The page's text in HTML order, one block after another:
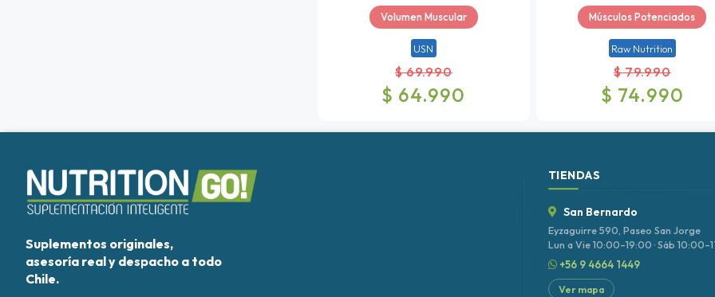
Volumen Muscular
USN
$ 69.990
$ 64.990
Músculos Potenciados
Raw Nutrition
$ 79.990
$ 74.990
Suplementos originales,
asesoría real y despacho a todo
Chile.
TIENDAS
San Bernardo
Eyzaguirre 590, Paseo San Jorge
Lun a Vie 10:00–19:00 · Sáb
+56 9 4664 1449
Ver mapa